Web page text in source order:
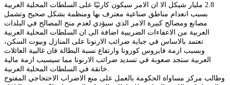
2.8 مليار شيكل الا ان الامر سيكون كارثيًا على السلطات المحلية العربية
بسبب انعدام مناطق صناعية معترف بها ومنظمة بشكل صحيح وتشمل
مصانع ومصالح كبيرة الامر الذي سيؤدي لعدم منح المصالح في البلدات
العربية من الاعفاءات الضريبية اضافة الى ان السلطات المحلية العربية
تعتمد بالاساس في جباية ضرائب الارنونا على المنازل وبيوت السكن،
وبسبب ازمة فايروس كورونا وارتفاع نسبة البطالة فان غالبية العائلات
العربية ستجد صعوبة في تسديد ضرائب الارنونا مما سيسبب ازمة مالية
وطالب مركز مساواة الحكومة بالعمل على منع الاضراب الاحتجاجي المفتوح